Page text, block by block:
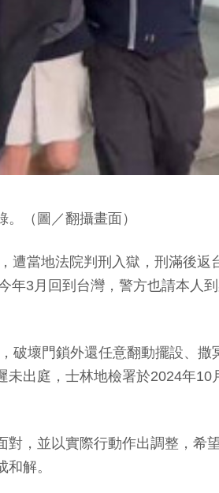
（圖／翻攝畫面）
遭當地法院判刑入獄，刑滿後
3月回到台灣，警方也請本人
壞門鎖外還任意翻動擺設、
出庭，士林地檢署於2024年10
，並以實際行動作出調整，希
解。